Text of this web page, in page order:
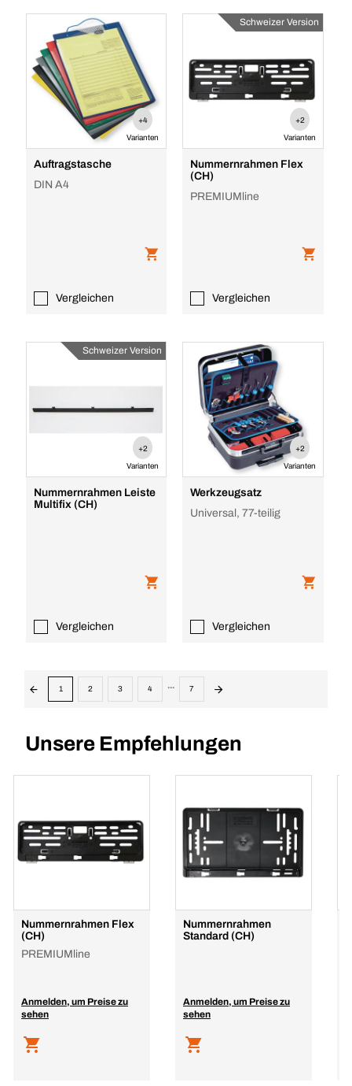
+4
Varianten
Auftragstasche
DIN A4
Vergleichen
Schweizer Version
+2
Varianten
Nummernrahmen Flex
(CH)
PREMIUMline
Vergleichen
Schweizer Version
+2
Varianten
Nummernrahmen Leiste
Multifix (CH)
Vergleichen
+2
Varianten
Werkzeugsatz
Universal, 77-teilig
Vergleichen
1 2 3 4 ... 7
Unsere Empfehlungen
Nummernrahmen Flex
(CH)
PREMIUMline
Anmelden, um Preise zu
sehen
Nummernrahmen
Standard (CH)
Anmelden, um Preise zu
sehen